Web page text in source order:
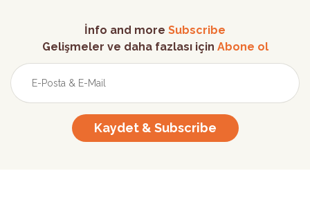
İnfo and more Subscribe
Gelişmeler ve daha fazlası için Abone ol
Kaydet & Subscribe